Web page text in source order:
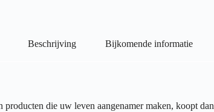
Beschrijving Bijkomende informatie
die uw leven aangenamer maken, koopt dan